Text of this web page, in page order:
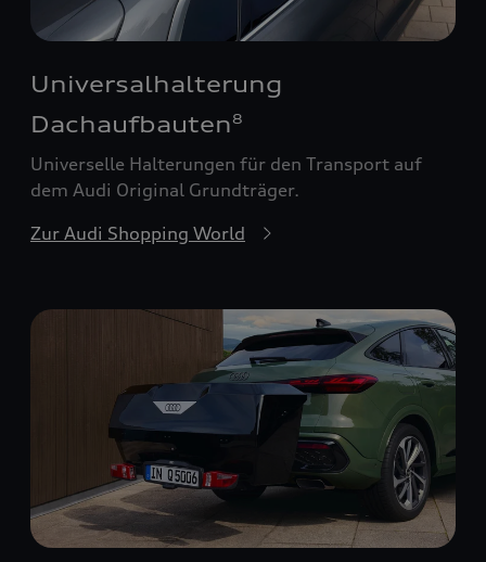
Universalhalterung
Dachaufbauten8
Universelle Halterungen für den Transport auf
dem Audi Original Grundträger.
Zur Audi Shopping World